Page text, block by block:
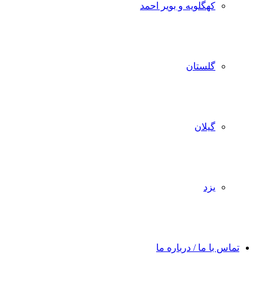
کهگلویه و بویر احمد
گلستان
گیلان
یزد
تماس با ما / درباره ما